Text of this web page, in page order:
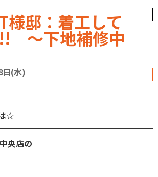
様邸：着工して
～下地補修中
日(水)
☆
央店の